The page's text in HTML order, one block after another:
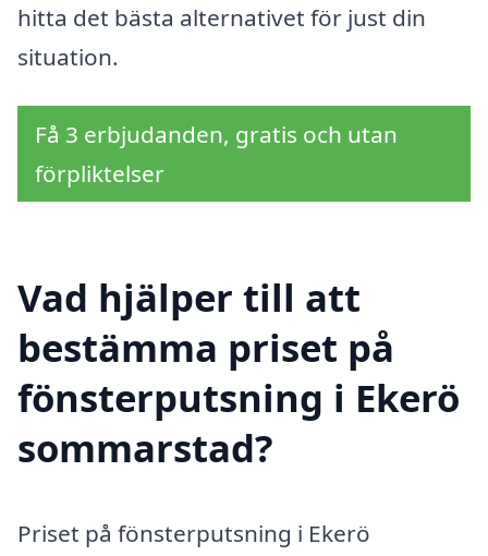
hitta det bästa alternativet för just din
situation.
Få 3 erbjudanden, gratis och utan
förpliktelser
Vad hjälper till att
bestämma priset på
fönsterputsning i Ekerö
sommarstad?
Priset på fönsterputsning i Ekerö